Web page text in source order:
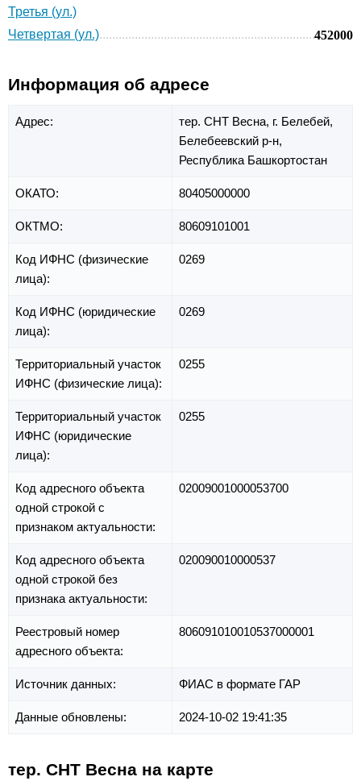
Третья (ул.)
Четвертая (ул.)
452000
Информация об адресе
Адрес: тер. СНТ Весна, г. Белебей,
Белебеевский р-н,
Республика Башкортостан
ОКАТО: 80405000000
ОКТМО: 80609101001
Код ИФНС (физические
лица):
0269
Код ИФНС (юридические
лица):
0269
Территориальный участок
ИФНС (физические лица):
0255
Территориальный участок
ИФНС (юридические
лица):
0255
Код адресного объекта
одной строкой с
признаком актуальности:
02009001000053700
Код адресного объекта
одной строкой без
признака актуальности:
020090010000537
Реестровый номер
адресного объекта:
806091010010537000001
Источник данных: ФИАС в формате ГАР
Данные обновлены: 2024-10-02 19:41:35
тер. СНТ Весна на карте